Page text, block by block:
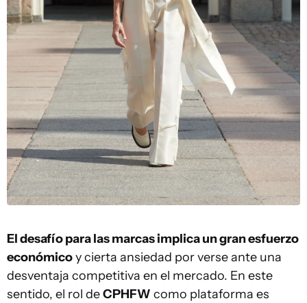
El desafío para las marcas implica un gran esfuerzo
económicoy cierta ansiedad por verse ante una
desventaja competitiva en el mercado. En este
sentido, el rol deCPHFW como plataforma es